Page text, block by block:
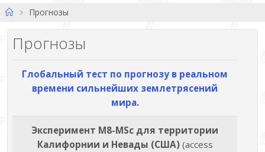
ГлавнаяПрогнозы
Прогнозы
Глобальный тест по прогнозу в реальном
времени сильнейших землетрясений
мира.
Эксперимент M8-MSc для территории
Калифорнии и Невады (США)(access